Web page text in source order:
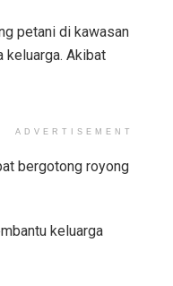
petani di kawasan
keluarga. Akibat
ADVERTISEMENT
bergotong royong
keluarga